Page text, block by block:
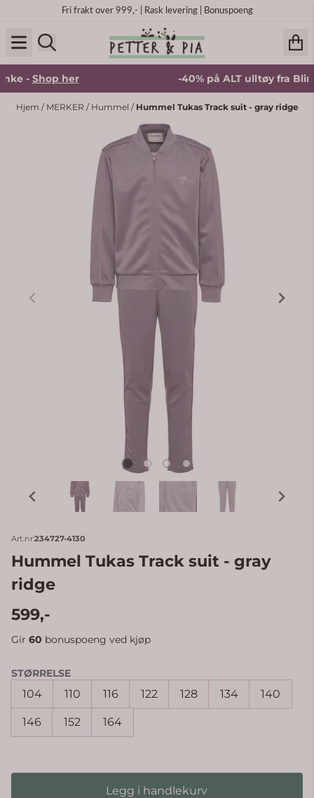
Hopp til innholdFri frakt over 999,- | Rask levering | Bonuspoeng
-Shop her -40% på ALT ulltøy fra
Hjem / MERKER / Hummel / Hummel Tukas Track suit - gray ridge
Art.nr:234727-4130
Hummel Tukas Track suit - gray
ridge
599,-
Gir 60 bonuspoeng ved kjøp
STØRRELSE
104 110 116 122 128 134 140
146 152 164
Legg i handlekurv